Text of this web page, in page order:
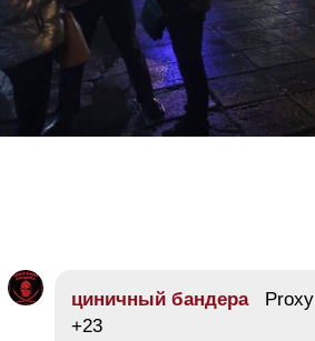
циничный бандераProxy
+23